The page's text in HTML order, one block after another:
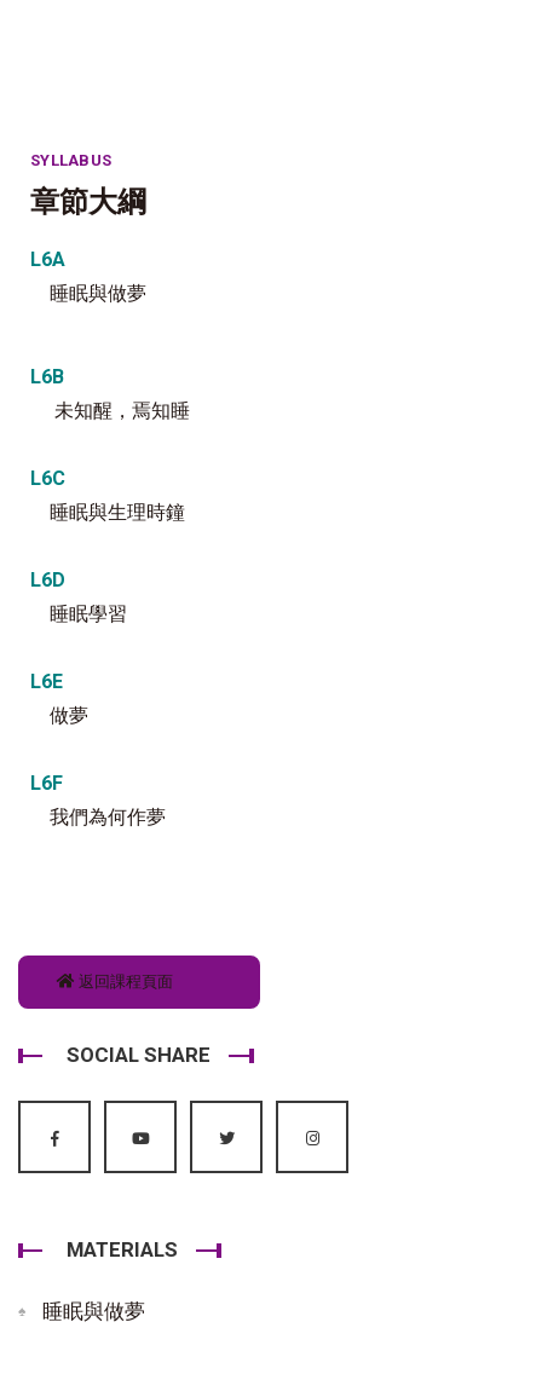
SYLLABUS
章節大綱
L6A
睡眠與做夢
L6B
未知醒，焉知睡
L6C
睡眠與生理時鐘
L6D
睡眠學習
L6E
做夢
L6F
我們為何作夢
返回課程頁面
SOCIAL SHARE
MATERIALS
睡眠與做夢